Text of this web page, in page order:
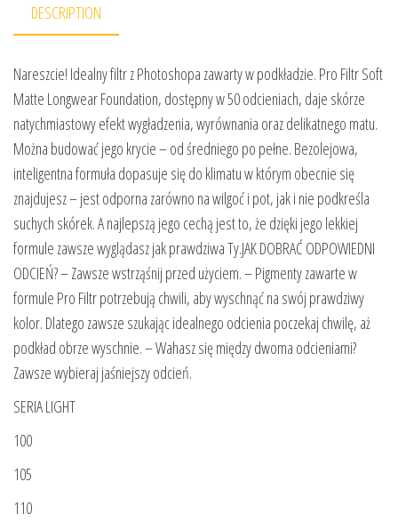
DESCRIPTION
Nareszcie! Idealny filtr z Photoshopa zawarty w podkładzie. Pro Filtr Soft
Matte Longwear Foundation, dostępny w 50 odcieniach, daje skórze
natychmiastowy efekt wygładzenia, wyrównania oraz delikatnego matu.
Można budować jego krycie – od średniego po pełne. Bezolejowa,
inteligentna formuła dopasuje się do klimatu w którym obecnie się
znajdujesz – jest odporna zarówno na wilgoć i pot, jak i nie podkreśla
suchych skórek. A najlepszą jego cechą jest to, że dzięki jego lekkiej
formule zawsze wyglądasz jak prawdziwa Ty.JAK DOBRAĆ ODPOWIEDNI
ODCIEŃ? – Zawsze wstrząśnij przed użyciem. – Pigmenty zawarte w
formule Pro Filtr potrzebują chwili, aby wyschnąć na swój prawdziwy
kolor. Dlatego zawsze szukając idealnego odcienia poczekaj chwilę, aż
podkład obrze wyschnie. – Wahasz się między dwoma odcieniami?
Zawsze wybieraj jaśniejszy odcień.
SERIA LIGHT
100
105
110